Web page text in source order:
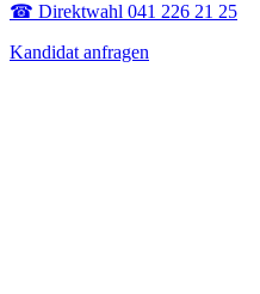
☎ Direktwahl 041 226 21 25
Kandidat anfragen